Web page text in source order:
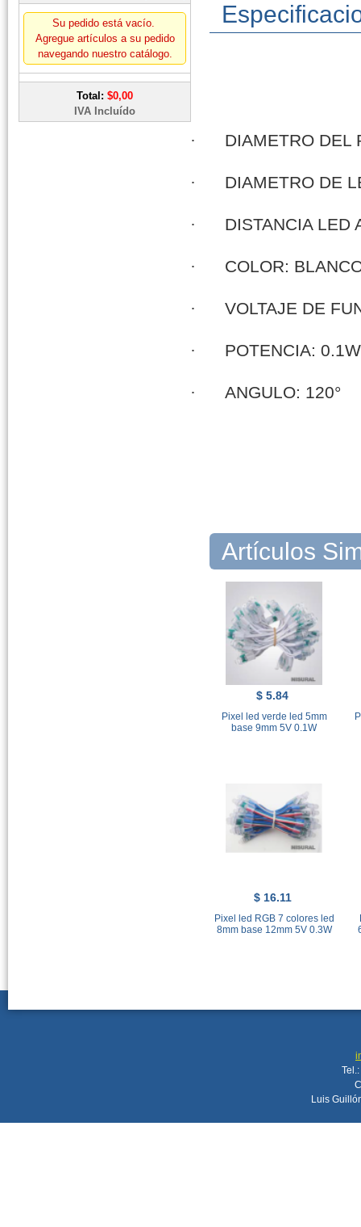
Total: $0,00
IVA Incluído
Su pedido está vacío.
Agregue artículos a su pedido
navegando nuestro catálogo.
· DIAMETRO DEL
· DIAMETRO DE
· DISTANCIA LED
· COLOR:
· VOLTAJE DE
· POTENCIA: 0.1W
· ANGULO: 120°
Artículos
Pixel led verde led 5mm
base 9mm 5V 0.1W
$ 5.84
Pixel led RGB 7 colores led
8mm base 12mm 5V 0.3W
$ 16.11
Luis